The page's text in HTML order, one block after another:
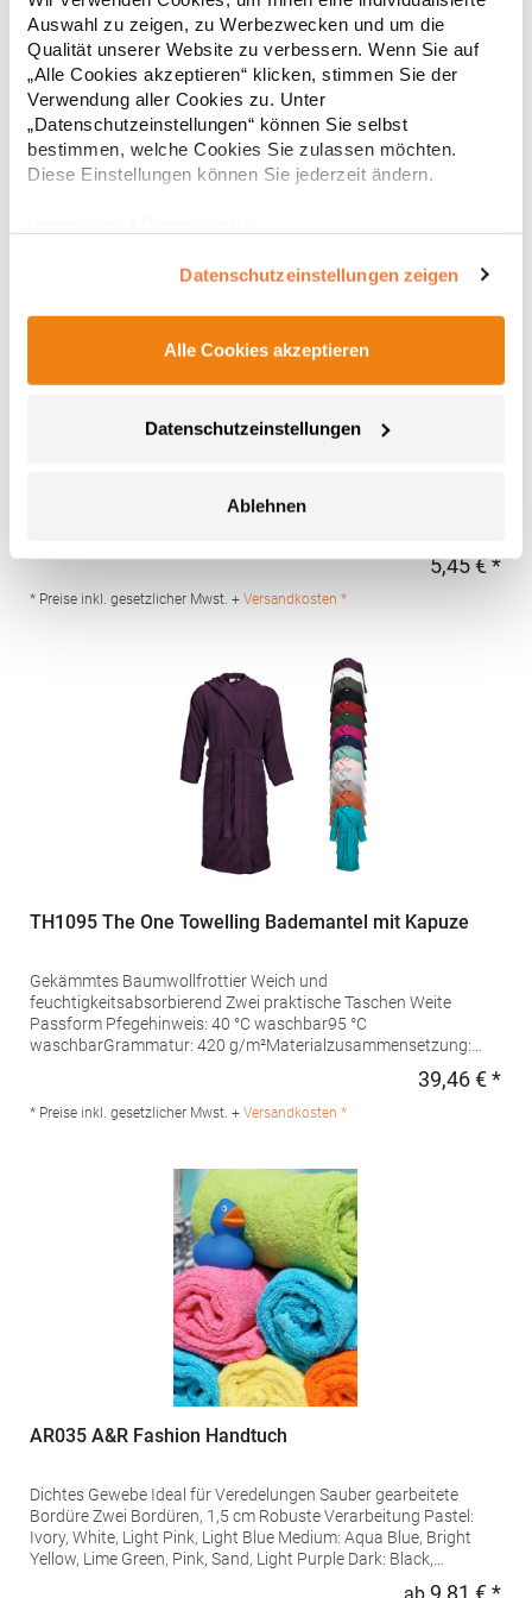
Auswahl zu zeigen, zu Werbezwecken und um die
Qualität unserer Website zu verbessern. Wenn Sie auf
„Alle Cookies akzeptieren“ klicken, stimmen Sie der
Verwendung aller Cookies zu. Unter
„Datenschutzeinstellungen“ können Sie selbst
bestimmen, welche Cookies Sie zulassen möchten.
Diese Einstellungen können Sie jederzeit ändern.
Datenschutzeinstellungen zeigen
Alle Cookies akzeptieren
Datenschutzeinstellungen
Ablehnen
PolyamidAngaben zur Produktsicherheit: Herst.-Nr.:
XF300Hersteller: printwear.eu GmbH & Co. KG Rheinlanddamm
199 44139 Dortmund Deutschland E-Mail: info@printwear.eu
19,11 € *
* Preise inkl. gesetzlicher Mwst. + Versandkosten *
100% PolyesterAngaben zur Produktsicherheit: Herst.-Nr.:
5,45 € *
* Preise inkl. gesetzlicher Mwst. + Versandkosten *
TH1095 The One Towelling Bademantel mit Kapuze
Gekämmtes Baumwollfrottier Weich und
feuchtigkeitsabsorbierend Zwei praktische Taschen Weite
Passform Pfegehinweis: 40 °C waschbar95 °C
waschbarGrammatur: 420 g/m²Materialzusammensetzung:
Dordrecht Niederlande E-Mail: info@bqstextiles.com
39,46 € *
* Preise inkl. gesetzlicher Mwst. + Versandkosten *
AR035 A&R Fashion Handtuch
Dichtes Gewebe Ideal für Veredelungen Sauber gearbeitete
Bordüre Zwei Bordüren, 1,5 cm Robuste Verarbeitung Pastel:
Ivory, White, Light Pink, Light Blue Medium: Aqua Blue, Bright
Yellow, Lime Green, Pink, Sand, Light Purple Dark: Black,
9,81 € *